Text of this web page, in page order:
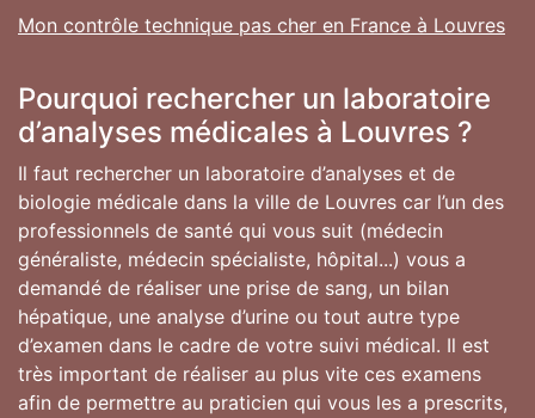
Mon contrôle technique pas cher en France à Louvres
Pourquoi rechercher un laboratoire
d’analyses médicales à Louvres ?
Il faut rechercher un laboratoire d’analyses et de
biologie médicale dans la ville de Louvres car l’un des
professionnels de santé qui vous suit (médecin
généraliste, médecin spécialiste, hôpital...) vous a
demandé de réaliser une prise de sang, un bilan
hépatique, une analyse d’urine ou tout autre type
d’examen dans le cadre de votre suivi médical. Il est
très important de réaliser au plus vite ces examens
afin de permettre au praticien qui vous les a prescrits,